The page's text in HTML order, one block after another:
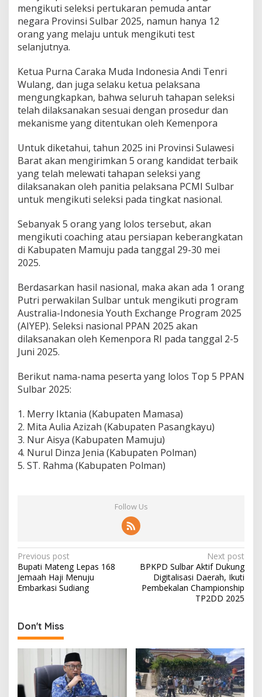
mengikuti seleksi pertukaran pemuda antar
negara Provinsi Sulbar 2025, namun hanya 12
orang yang melaju untuk mengikuti test
selanjutnya.
Ketua Purna Caraka Muda Indonesia Andi Tenri
Wulang, dan juga selaku ketua pelaksana
mengungkapkan, bahwa seluruh tahapan seleksi
telah dilaksanakan sesuai dengan prosedur dan
mekanisme yang ditentukan oleh Kemenpora
Untuk diketahui, tahun 2025 ini Provinsi Sulawesi
Barat akan mengirimkan 5 orang kandidat terbaik
yang telah melewati tahapan seleksi yang
dilaksanakan oleh panitia pelaksana PCMI Sulbar
untuk mengikuti seleksi pada tingkat nasional.
Sebanyak 5 orang yang lolos tersebut, akan
mengikuti coaching atau persiapan keberangkatan
di Kabupaten Mamuju pada tanggal 29-30 mei
2025.
Berdasarkan hasil nasional, maka akan ada 1 orang
Putri perwakilan Sulbar untuk mengikuti program
Australia-Indonesia Youth Exchange Program 2025
(AIYEP). Seleksi nasional PPAN 2025 akan
dilaksanakan oleh Kemenpora RI pada tanggal 2-5
Juni 2025.
Berikut nama-nama peserta yang lolos Top 5 PPAN
Sulbar 2025:
1. Merry Iktania (Kabupaten Mamasa)
2. Mita Aulia Azizah (Kabupaten Pasangkayu)
3. Nur Aisya (Kabupaten Mamuju)
4. Nurul Dinza Jenia (Kabupaten Polman)
5. ST. Rahma (Kabupaten Polman)
Follow Us
P
o
s
n
a
g
Previous post
Bupati Mateng Lepas 168
Jemaah Haji Menuju
Embarkasi Sudiang
Next post
BPKPD Sulbar Aktif Dukung
Digitalisasi Daerah, Ikuti
Pembekalan Championship
TP2DD 2025
Don't Miss